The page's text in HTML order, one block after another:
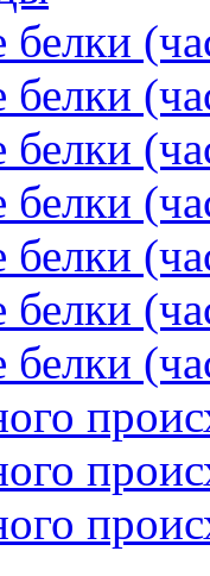
белки
белки
белки
белки
белки
белки
белки